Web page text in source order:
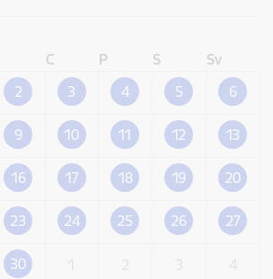
C P S
Sv
2 3 4 5 6
9 10 11 12 13
16 17 18 19 20
23 24 25 26 27
30